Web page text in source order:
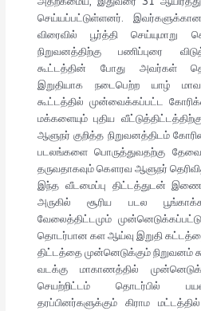
செய்யப்பட்டுள்ளனர்.
விரைவில் பூர்த்தி
நிறுவனத்திற்கு பணிப்புரை
கூட்டத்தின் போது அவர்கள்
இறுதியாக நடைபெற்ற யாழ்
கூட்டத்தில் முன்வைக்கப்பட்ட
மக்களையும் புதிய
ஆளுநர் குறித்த நிறுவனத்திடம்
படலங்களை பொருத்துவதற்கு
தருவதாகவும் கௌரவ ஆளுநர்
இந்த வீடமைப்பு திட்டத்துடன்
அருகில் சூரிய படல
வேலைத்திட்டமும்
தொடர்பான கள ஆய்வு இறுதி கட்டத்தை
திட்டத்தை முன்னெடுக்கும் நிறுவனம்
வடக்கு மாகாணத்தில்
செயற்றிட்டம் தொடர்பில்
தரப்பினர்களுக்கும் கிராம